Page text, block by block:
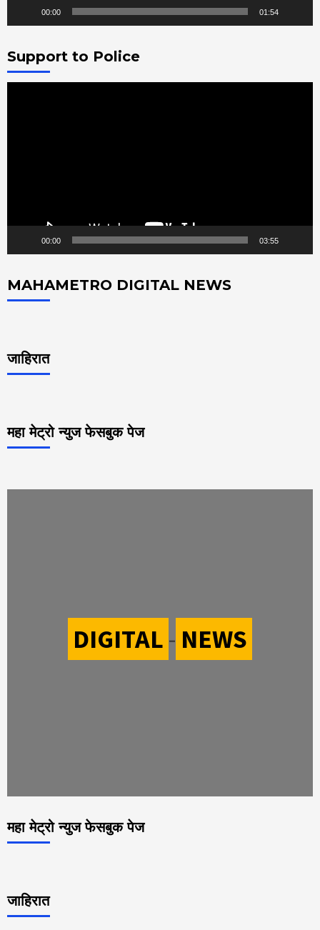
00:00 01:54
Support to Police
00:00 03:55
MAHAMETRO DIGITAL NEWS
जाहिरात
महा मेट्रो न्युज फेसबुक पेज
DIGITAL - NEWS
महा मेट्रो न्युज फेसबुक पेज
जाहिरात